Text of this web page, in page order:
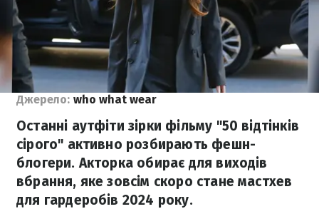
Джерело: who what wear
Останні аутфіти зірки фільму "50 відтінків
сірого" активно розбирають фешн-
блогери. Акторка обирає для виходів
вбрання, яке зовсім скоро стане мастхев
для гардеробів 2024 року.